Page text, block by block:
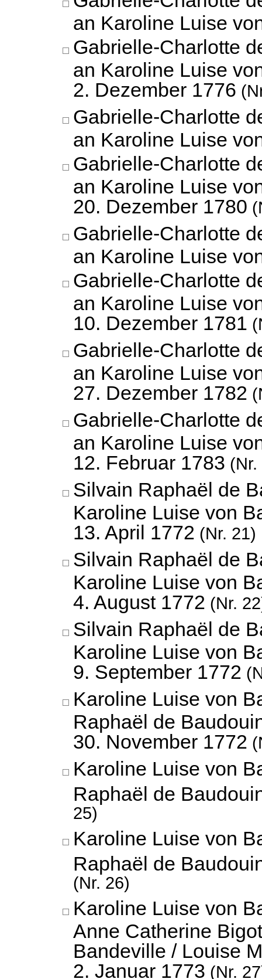
an Karoline Luise
Gabrielle-Charlotte
an Karoline Luise
2. Dezember 1776
Gabrielle-Charlotte
an Karoline Luise
Gabrielle-Charlotte
an Karoline Luise
20. Dezember 1780
Gabrielle-Charlotte
an Karoline Luise
Gabrielle-Charlotte
an Karoline Luise
10. Dezember 1781
Gabrielle-Charlotte
an Karoline Luise
27. Dezember 1782
Gabrielle-Charlotte
an Karoline Luise
12. Februar 1783 (Nr.
Silvain Raphaël de
Karoline Luise von
13. April 1772 (Nr. 21)
Silvain Raphaël de
Karoline Luise von
4. August 1772 (Nr.
Silvain Raphaël de
Karoline Luise von
9. September 1772
Karoline Luise von
Raphaël de
30. November 1772
Karoline Luise von
Raphaël de
25)
Karoline Luise von
Raphaël de
(Nr. 26)
Karoline Luise von
Anne Catherine
Bandeville / Louise
2. Januar 1773 (Nr.